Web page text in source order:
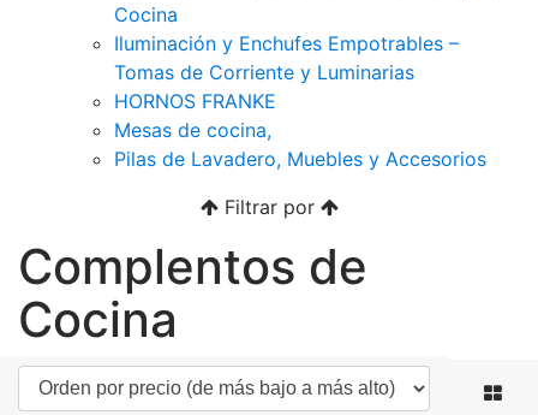
Cocina
Iluminación y Enchufes Empotrables –
Tomas de Corriente y Luminarias
HORNOS FRANKE
Mesas de cocina,
Pilas de Lavadero, Muebles y Accesorios
Filtrar por
Complentos de
Cocina